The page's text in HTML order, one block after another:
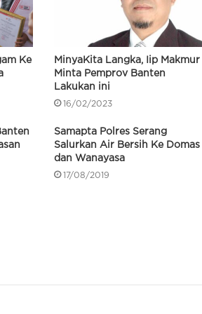
Andra Soni Apresiasi Semangat
Gotong Royong Warga Kampung
Cengkok
IPSM Usul Penyusunan Permensos
Soal Kolaborasi Seluruh Pilar Sosial
Pusat Budaya Banten Gelar
Broadcasting Camp 2026,
Wujudkan SDM Unggul Literasi
Ke
MinyaKita Langka, Iip Makmur
Minta Pemprov Banten
Lakukan ini
16/02/2023
Samapta Polres Serang
Salurkan Air Bersih Ke Domas
dan Wanayasa
17/08/2019